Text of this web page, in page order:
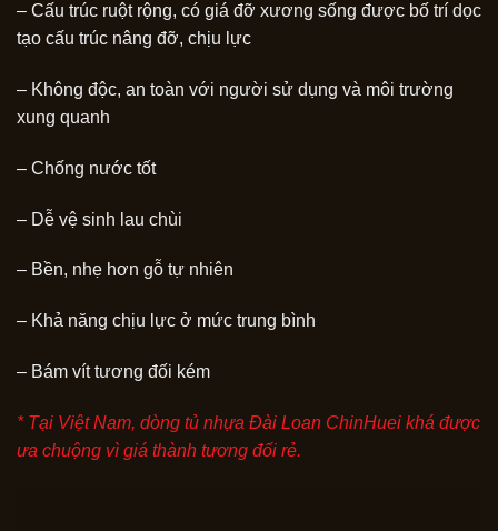
– Cấu trúc ruột rộng, có giá đỡ xương sống được bố trí dọc
tạo cấu trúc nâng đỡ, chịu lực
– Không độc, an toàn với người sử dụng và môi trường
xung quanh
– Chống nước tốt
– Dễ vệ sinh lau chùi
– Bền, nhẹ hơn gỗ tự nhiên
– Khả năng chịu lực ở mức trung bình
– Bám vít tương đối kém
* Tại Việt Nam, dòng tủ nhựa Đài Loan ChinHuei khá được
ưa chuộng vì giá thành tương đối rẻ.